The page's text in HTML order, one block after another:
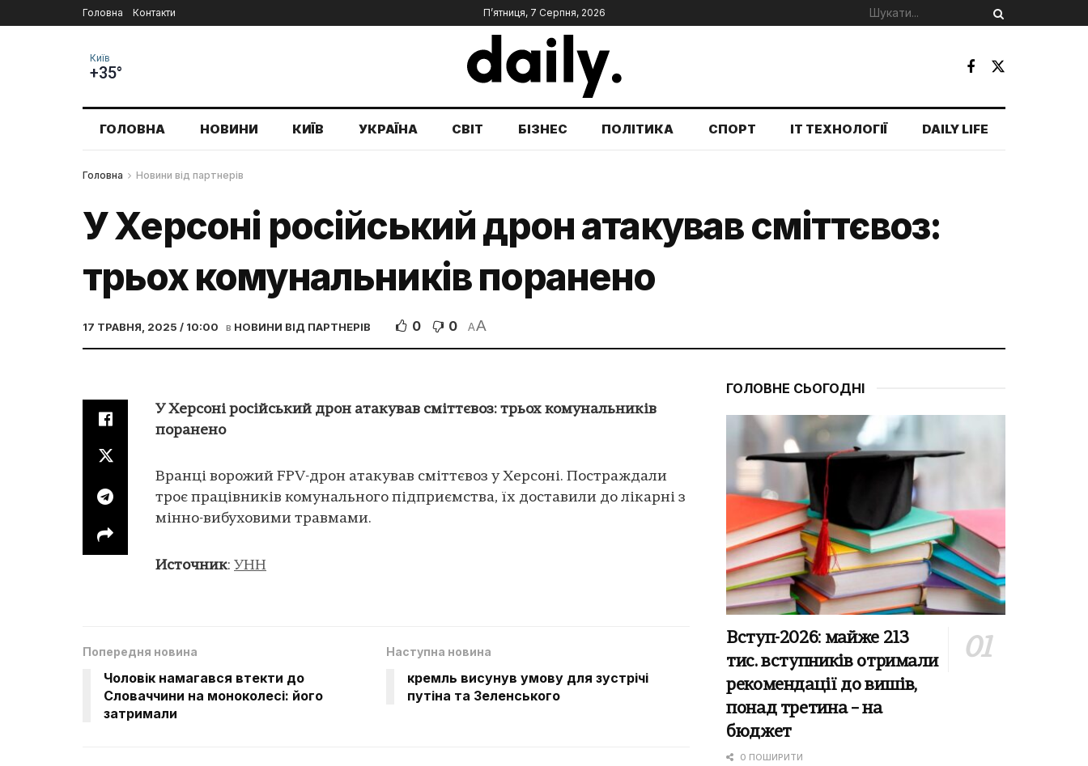
Головна Контакти П’ятниця, 7 Серпня, 2026
Київ
+35°
ГОЛОВНА НОВИНИ КИЇВ УКРАЇНА СВІТ БІЗНЕС ПОЛІТИКА СПОРТ IT ТЕХНОЛОГІЇ DAILY LIFE
Головна Новини від партнерів
У Херсоні російський дрон атакував сміттєвоз:
трьох комунальників поранено
17 ТРАВНЯ, 2025 / 10:00 в НОВИНИ ВІД ПАРТНЕРІВ 0 0 AA
У Херсоні російський дрон атакував сміттєвоз: трьох комунальників
поранено
Вранці ворожий FPV-дрон атакував сміттєвоз у Херсоні. Постраждали
троє працівників комунального підприємства, їх доставили до лікарні з
мінно-вибуховими травмами.
Источник: УНН
Попередня новина
Чоловік намагався втекти до
Словаччини на моноколесі: його
затримали
Наступна новина
кремль висунув умову для зустрічі
путіна та Зеленського
ГОЛОВНЕ СЬОГОДНІ
Вступ-2026: майже 213
тис. вступників отримали
рекомендації до вишів,
понад третина – на
бюджет
0 ПОШИРИТИ